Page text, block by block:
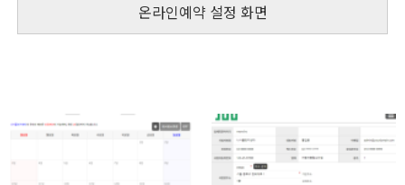
온라인예약 설정 화면